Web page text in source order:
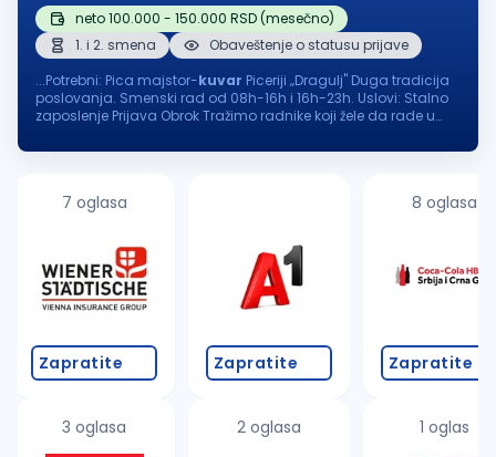
neto 100.000 - 150.000 RSD (mesečno)
1. i 2. smena
Obaveštenje o statusu prijave
...Potrebni: Pica majstor-kuvar Piceriji „Dragulj" Duga tradicija
poslovanja. Smenski rad od 08h-16h i 16h-23h. Uslovi: Stalno
zaposlenje Prijava Obrok Tražimo radnike koji žele da rade u
7 oglasa
Zapratite
3 oglasa
Zapratite
2 oglasa
8 oglasa
Zapratite
1 oglas